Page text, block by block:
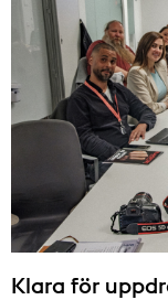
Klara för